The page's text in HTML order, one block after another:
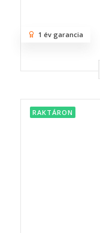
1 év garancia
RAKTÁRON